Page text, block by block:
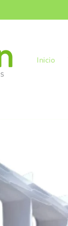
Inicio